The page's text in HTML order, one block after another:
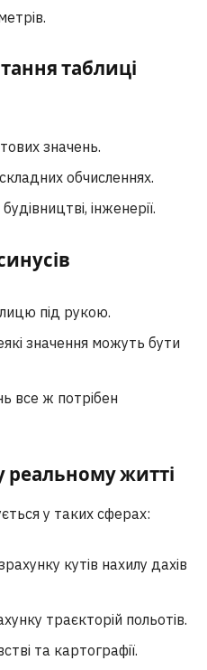
таблиці
значень.
обчисленнях.
інженерії.
під рукою.
значення можуть бути
все ж потрібен
реальному житті
у таких сферах:
кутів нахилу дахів
траєкторій польотів.
та картографії.